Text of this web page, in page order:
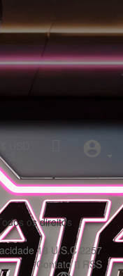
os direitos
18 U.S.C 2257
Contato
RSS